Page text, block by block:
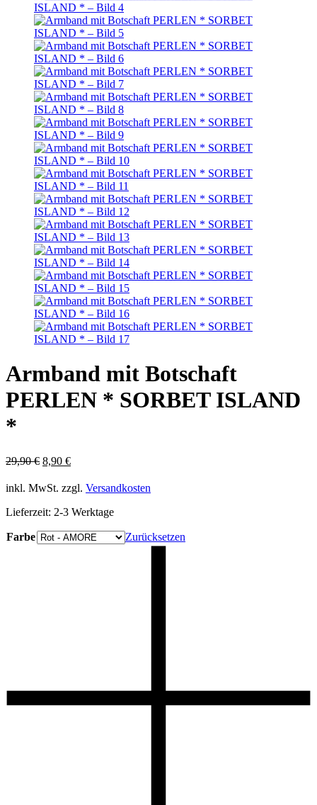
Armband mit Botschaft
PERLEN * SORBET ISLAND
*
29,90€ Ursprünglicher
war:
8,90 €Aktueller
ist:
inkl. MwSt. zzgl. Versandkosten
Lieferzeit: 2-3 Werktage
Farbe Zurücksetzen